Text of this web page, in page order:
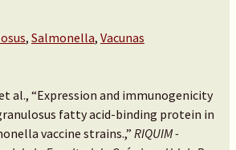
, Salmonella, Vacunas
al., “Expression and immunogenicity
fatty acid-binding protein in
vaccine strains.,” RIQUIM -